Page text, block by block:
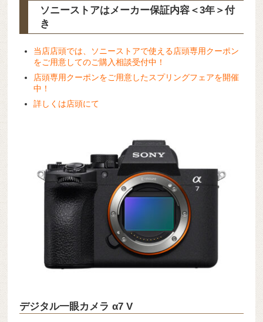
ソニーストアはメーカー保証内容 ＜3年＞付
き
当店店頭では、ソニーストアで使える店頭専用クーポン
をご用意してのご購入相談受付中！
店頭専用クーポンをご用意したスプリングフェアを開催
中！
詳しくは店頭にて
デジタル一眼カメラ α7 V